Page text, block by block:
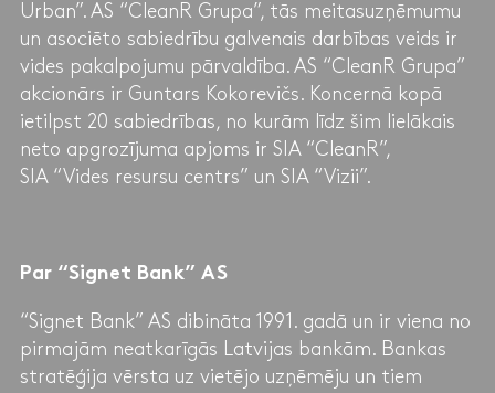
Urban”. AS “CleanR Grupa”, tās meitasuzņēmumu
un asociēto sabiedrību galvenais darbības veids ir
vides pakalpojumu pārvaldība. AS “CleanR Grupa”
akcionārs ir Guntars Kokorevičs. Koncernā kopā
ietilpst 20 sabiedrības, no kurām līdz šim lielākais
neto apgrozījuma apjoms ir SIA “CleanR”,
SIA “Vides resursu centrs” un SIA “Vizii”.
Par “Signet Bank” AS
“Signet Bank” AS dibināta 1991. gadā un ir viena no
pirmajām neatkarīgās Latvijas bankām. Bankas
stratēģija vērsta uz vietējo uzņēmēju un tiem